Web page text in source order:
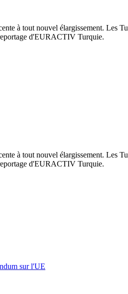
à tout nouvel élargissement. Les
d'EURACTIV Turquie.
à tout nouvel élargissement. Les
d'EURACTIV Turquie.
sur l'UE